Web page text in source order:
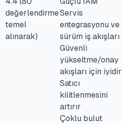
değerlendirme
temel
alınarak)
Servis
entegrasyonu ve
sürüm iş akışları
Güvenli
yükseltme/onay
akışları için iyidir
Satıcı
kilitlenmesini
artırır
Çoklu bulut